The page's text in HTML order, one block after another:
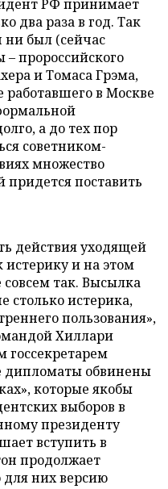
РФ принимает
два раза в год. Так
ни был (сейчас
пророссийского
и Томаса Грэма,
в Москве
а до тех пор
советником-
множество
поставить
действия уходящей
и на этом
совсем так. Высылка
столько истерика,
пользования»,
Хиллари
дипломаты обвинены
которые якобы
выборов в
президенту
вступить в
продолжает
них версию